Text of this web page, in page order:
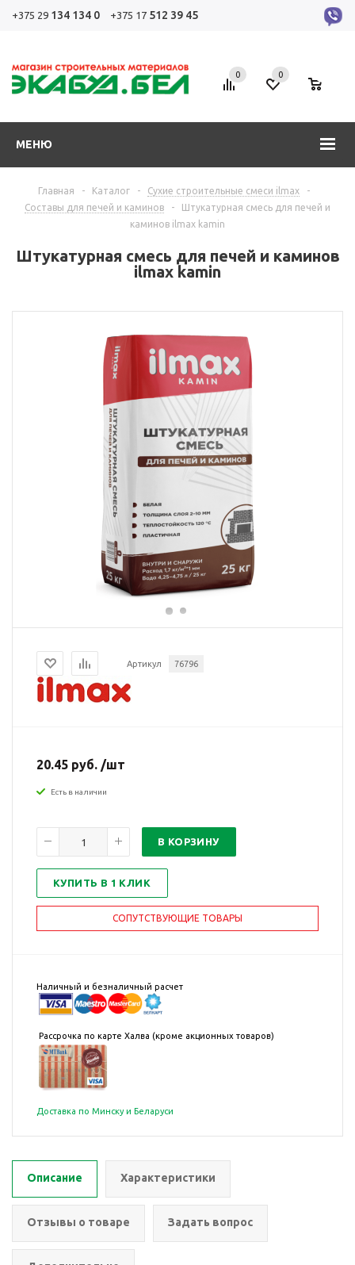
+375 29 134 134 0 +375 17 512 39 45
МЕНЮ
0 0
Главная - Каталог - Сухие строительные смеси ilmax
-
Составы для печей и каминов
-
Штукатурная смесь для печей и
каминов ilmax kamin
Штукатурная смесь для печей и каминов
ilmax kamin
Артикул 76796
20.45 руб. /шт
Есть в наличии
В КОРЗИНУ
КУПИТЬ В 1 КЛИК
СОПУТСТВУЮЩИЕ ТОВАРЫ
Наличный и безналичный расчет
Рассрочка по карте Халва (кроме акционных товаров)
Доставка по Минску и Беларуси
Описание Характеристики
Отзывы о товаре Задать вопрос